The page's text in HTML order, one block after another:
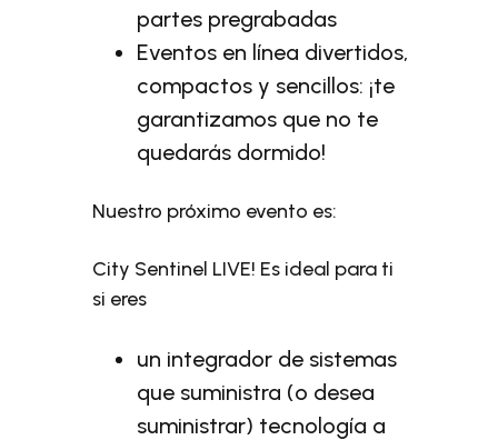
partes pregrabadas
Eventos en línea divertidos,
compactos y sencillos: ¡te
garantizamos que no te
quedarás dormido!
Nuestro próximo evento es:
City Sentinel LIVE! Es ideal para ti
si eres
un integrador de sistemas
que suministra (o desea
suministrar) tecnología a